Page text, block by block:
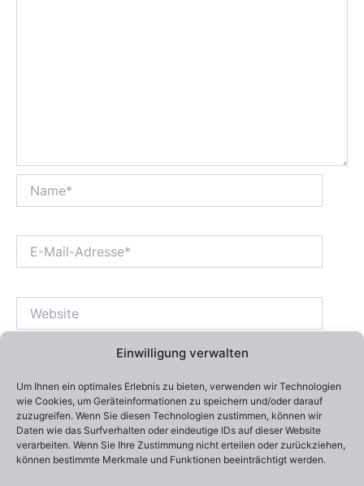
Einwilligung verwalten
Um Ihnen ein optimales Erlebnis zu bieten, verwenden wir Technologien
wie Cookies, um Geräteinformationen zu speichern und/oder darauf
zuzugreifen. Wenn Sie diesen Technologien zustimmen, können wir
Daten wie das Surfverhalten oder eindeutige IDs auf dieser Website
verarbeiten. Wenn Sie Ihre Zustimmung nicht erteilen oder zurückziehen,
können bestimmte Merkmale und Funktionen beeinträchtigt werden.
Mail-
für meinen nächsten Kommentar speichern.